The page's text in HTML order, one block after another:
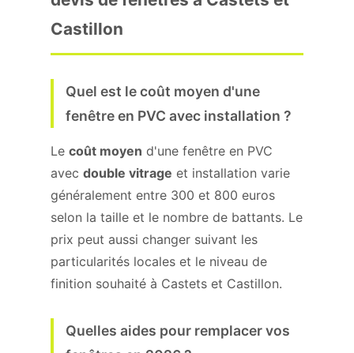
Castillon
Quel est le coût moyen d'une
fenêtre en PVC avec installation ?
Le coût moyen d'une fenêtre en PVC
avec double vitrage et installation varie
généralement entre 300 et 800 euros
selon la taille et le nombre de battants. Le
prix peut aussi changer suivant les
particularités locales et le niveau de
finition souhaité à Castets et Castillon.
Quelles aides pour remplacer vos